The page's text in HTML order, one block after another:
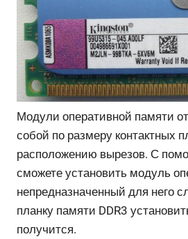
Модули оперативной памяти
собой по размеру контактных
расположению вырезов. С
сможете установить модуль
непредназначенный для него
планку памяти DDR3
получится.